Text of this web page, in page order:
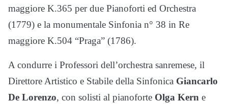
maggiore K.365 per due Pianoforti ed Orchestra
(1779) e la monumentale Sinfonia n° 38 in Re
maggiore K.504 “Praga” (1786).
A condurre i Professori dell’orchestra sanremese, il
Direttore Artistico e Stabile della Sinfonica Giancarlo
De Lorenzo, con solisti al pianoforte Olga Kern e